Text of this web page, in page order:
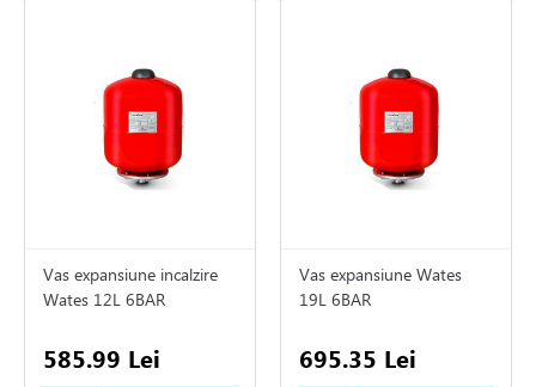
Vas expansiune incalzire
Wates 12L 6BAR
585.99 Lei
Vas expansiune Wates
19L 6BAR
695.35 Lei